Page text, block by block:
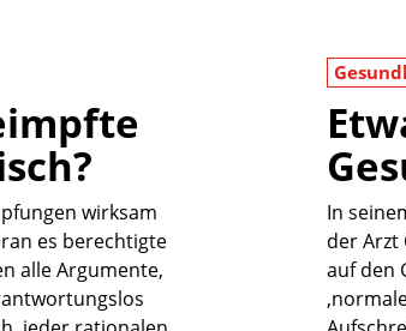
wirksam
es berechtigte
alle Argumente,
In
der Arzt
auf den